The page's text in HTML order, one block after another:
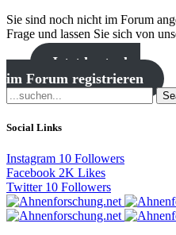
Sie sind noch nicht im Forum
Frage und lassen Sie sich von
Jetzt kostenlos
im Forum registrieren
Social Links
Instagram 10 Followers
Facebook 2K Likes
Twitter 10 Followers